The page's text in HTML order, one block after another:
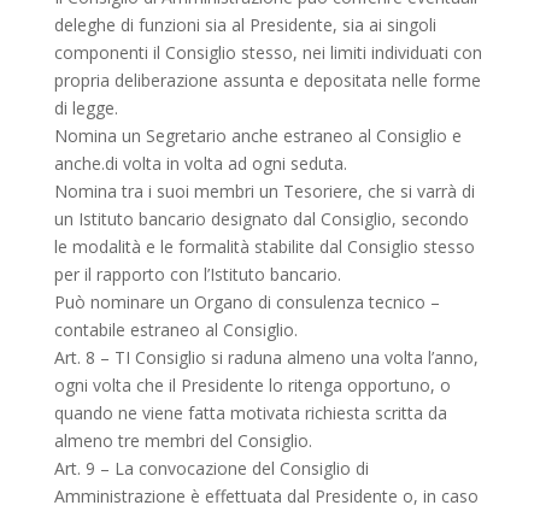
deleghe di funzioni sia al Presidente, sia ai singoli
componenti il Consiglio stesso, nei limiti individuati con
propria deliberazione assunta e depositata nelle forme
di legge.
Nomina un Segretario anche estraneo al Consiglio e
anche.di volta in volta ad ogni seduta.
Nomina tra i suoi membri un Tesoriere, che si varrà di
un Istituto bancario designato dal Consiglio, secondo
le modalità e le formalità stabilite dal Consiglio stesso
per il rapporto con l’Istituto bancario.
Può nominare un Organo di consulenza tecnico –
contabile estraneo al Consiglio.
Art. 8 – TI Consiglio si raduna almeno una volta l’anno,
ogni volta che il Presidente lo ritenga opportuno, o
quando ne viene fatta motivata richiesta scritta da
almeno tre membri del Consiglio.
Art. 9 – La convocazione del Consiglio di
Amministrazione è effettuata dal Presidente o, in caso